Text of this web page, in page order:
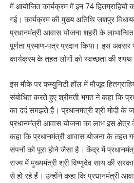
में आयोजित कार्यक्रम में इन 74 हितग्राहियों
गई। कार्यक्रम की मुख्य अतिथि जशपुर
प्रधानमंत्री आवास योजना शहरी के
पूर्णता प्रमाण-पत्र प्रदान किया। इस अवसर
कार्यक्रम के तहत लोगों को स्वच्छता की शपथ
इस मौके पर कम्युनिटी हॉल में मौजूद
संबोधित करते हुए श्रीमती भगत ने कहा कि
का दर्द समझते हैं। प्रधानमंत्री श्री मोदी
प्रधानमंत्री आवास योजना का लाभ इस क्षेत्र
कहा कि प्रधानमंत्री आवास योजना के तहत
सपनों को पूरा होने जैसा है। केंद्र में
राज्य में मुख्यमंत्री श्री विष्णुदेव साय की
से हो रहे हैं। उन्होंने कहा कि प्रधानमंत्री